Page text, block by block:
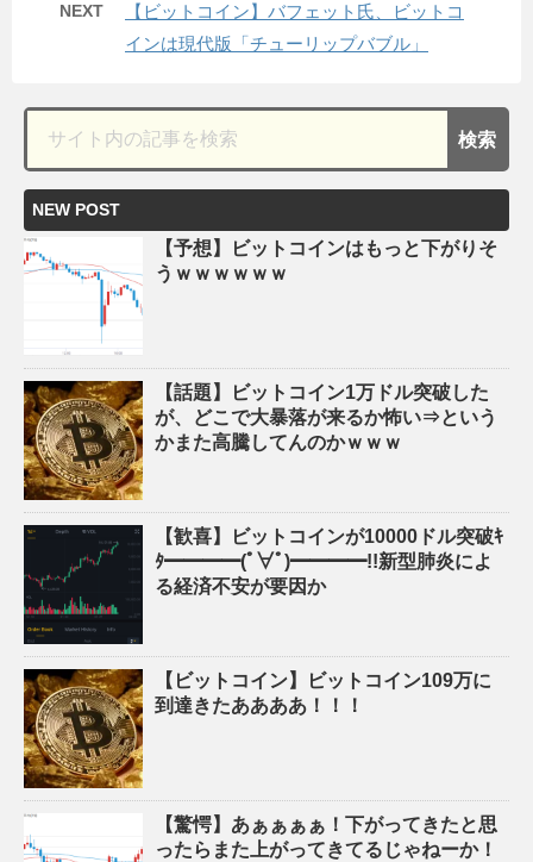
NEXT
【ビットコイン】バフェット氏、ビットコ
インは現代版「チューリップバブル」
NEW POST
【予想】ビットコインはもっと下がりそ
うｗｗｗｗｗｗ
【話題】ビットコイン1万ドル突破した
が、どこで大暴落が来るか怖い⇒という
かまた高騰してんのかｗｗｗ
【歓喜】ビットコインが10000ドル突破ｷ
ﾀ━━━━(ﾟ∀ﾟ)━━━━!!新型肺炎によ
る経済不安が要因か
【ビットコイン】ビットコイン109万に
到達きたああああ！！！
【驚愕】あぁぁぁぁ！下がってきたと思
ったらまた上がってきてるじゃねーか！